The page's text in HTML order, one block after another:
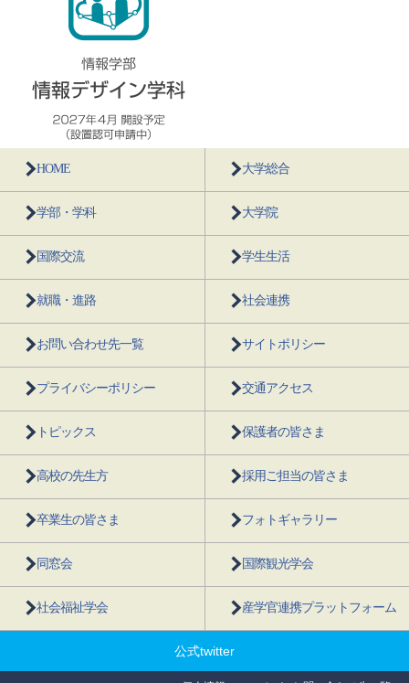
HOME 大学総合
学部・学科 大学院
国際交流 学生生活
就職・進路 社会連携
お問い合わせ先一覧 サイトポリシー
プライバシーポリシー 交通アクセス
トピックス 保護者の皆さま
高校の先生方 採用ご担当の皆さま
卒業生の皆さま フォトギャラリー
同窓会 国際観光学会
社会福祉学会 産学官連携プラットフォーム
公式twitter